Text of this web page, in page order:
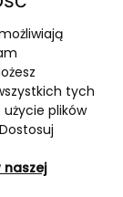
tych
plików